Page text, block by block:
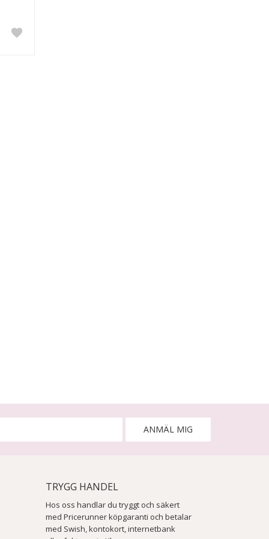
ANMÄL MIG
TRYGG HANDEL
Hos oss handlar du tryggt och säkert
med Pricerunner köpgaranti och betalar
med Swish, kontokort, internetbank